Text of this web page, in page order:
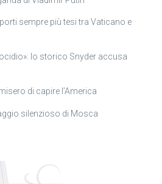
sempre più tesi tra Vaticano e
lo storico Snyder accusa
di capire l’America
silenzioso di Mosca